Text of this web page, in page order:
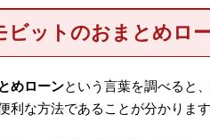
ビットのおまとめロ
めローンという言葉を調べると
利な方法であることが分かります